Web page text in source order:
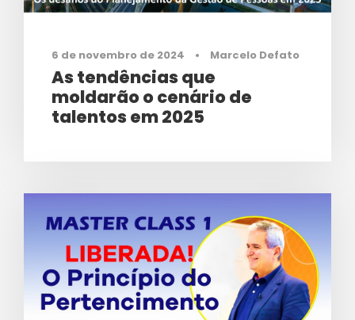
6 de novembro de 2024 • Marcelo Defato
As tendências que
moldarão o cenário de
talentos em 2025